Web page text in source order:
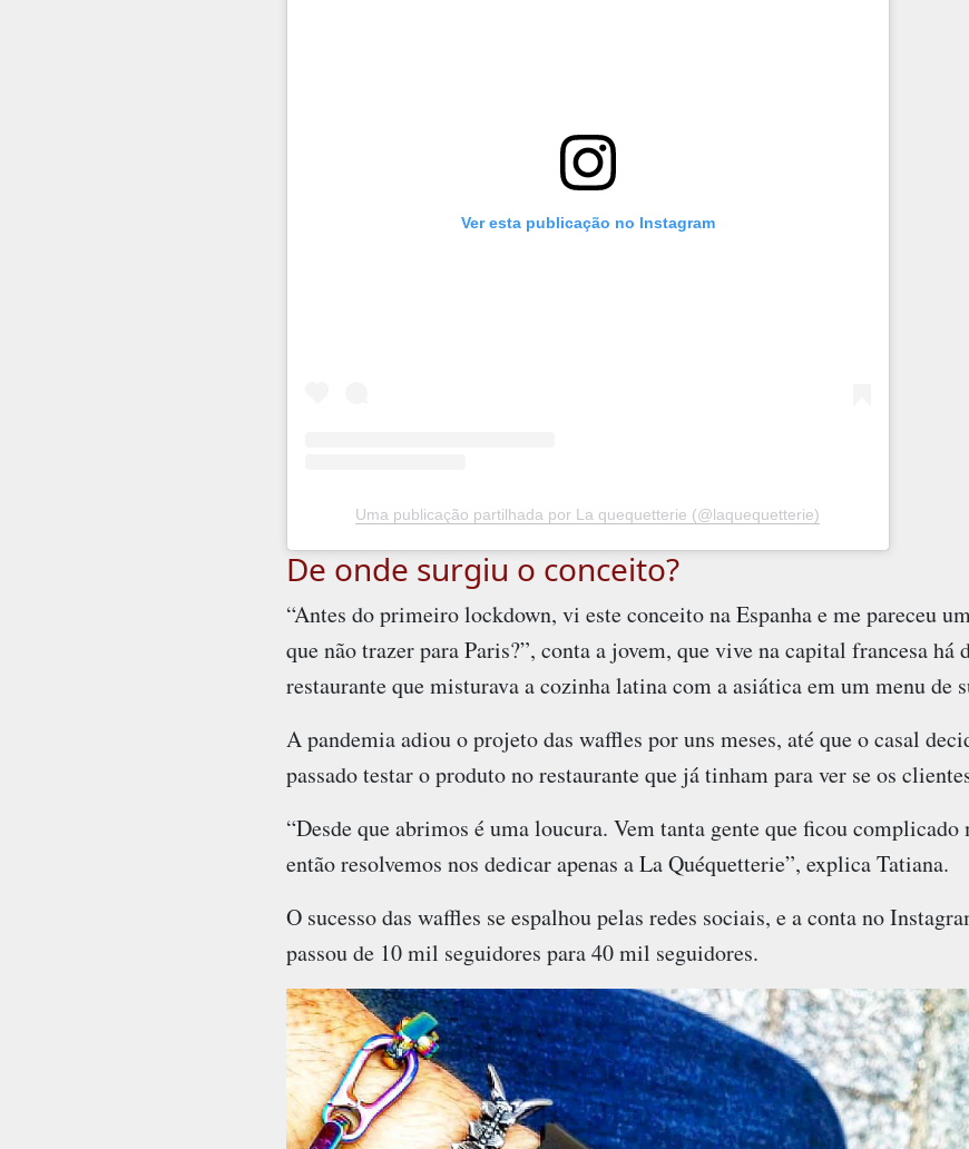
Ver esta publicação no Instagram
Uma publicação partilhada por La quequetterie (@laquequetterie)
De onde surgiu o conceito?
“Antes do primeiro lockdown, vi este conceito na Espanha e me pareceu
que não trazer para Paris?”, conta a jovem, que vive na capital francesa há
restaurante que misturava a cozinha latina com a asiática em um menu de
A pandemia adiou o projeto das waffles por uns meses, até que o casal
passado testar o produto no restaurante que já tinham para ver se os
“Desde que abrimos é uma loucura. Vem tanta gente que ficou complicado
então resolvemos nos dedicar apenas a La Quéquetterie”, explica Tatiana.
O sucesso das waffles se espalhou pelas redes sociais, e a conta no
passou de 10 mil seguidores para 40 mil seguidores.